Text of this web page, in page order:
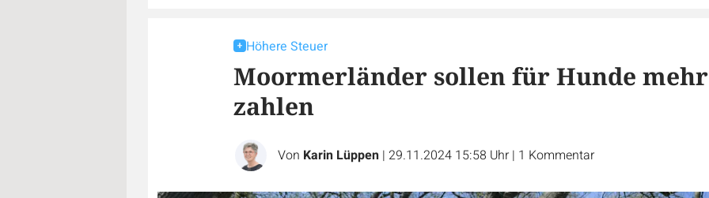
Höhere Steuer
Moormerländer sollen für Hunde mehr
zahlen
Von Karin Lüppen | 29.11.2024 15:58 Uhr | 1 Kommentar